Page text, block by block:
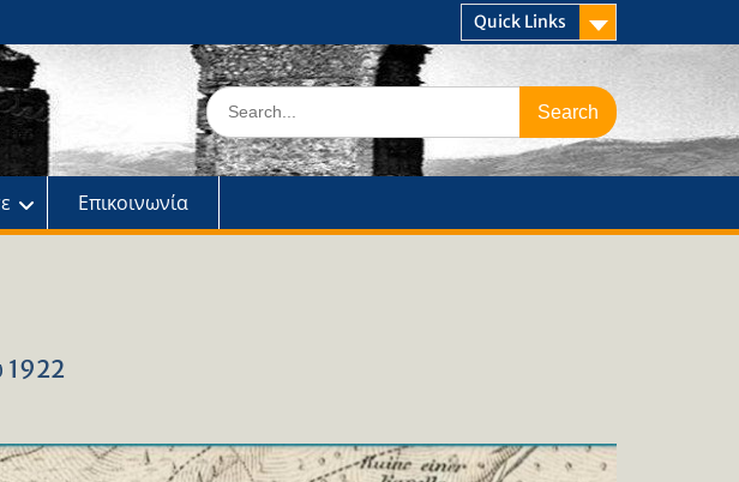
Quick Links
Search
for:
Επικοινωνία
1922